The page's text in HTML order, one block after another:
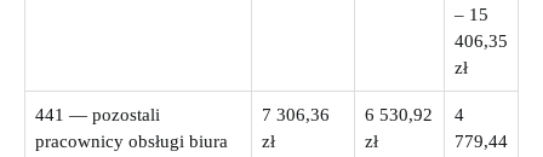
– 15
406,35
zł
441 — pozostali
pracownicy obsługi biura
7 306,36
zł
6 530,92
zł
4
779,44